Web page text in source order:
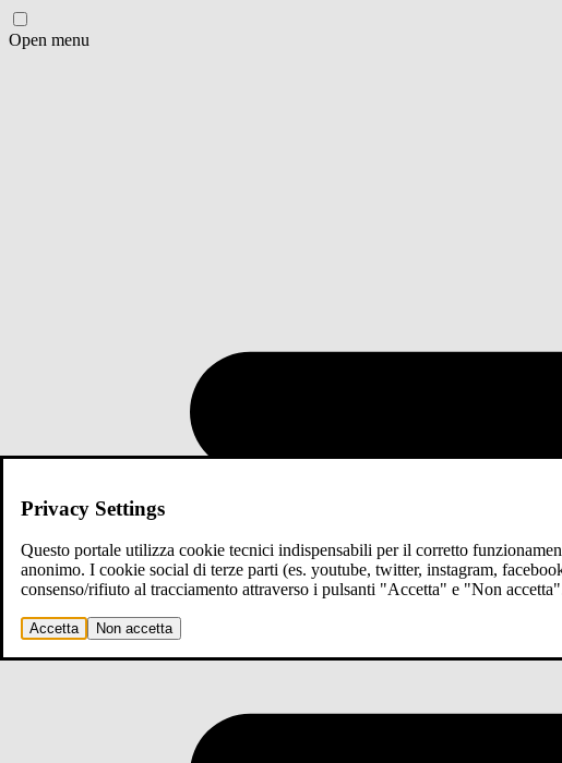
Open menu
Privacy Settings
Questo portale utilizza cookie tecnici indispensabili per il corretto
anonimo. I cookie social di terze parti (es. youtube, twitter, instagram,
consenso/rifiuto al tracciamento attraverso i pulsanti "Accetta" e "Non
Accetta Non accetta